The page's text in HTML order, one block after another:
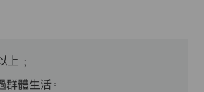
上﹔
群體生活。